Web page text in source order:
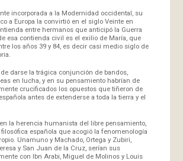
incorporada a la Modernidad occidental, su
a Europa la convirtió en el siglo Veinte en
entre hermanos que anticipó la Guerra
esa contienda civil es el exilio de María, que
los años 39 y 84, es decir casi medio siglo de
darse la trágica conjunción de bandos,
en lucha, y en su pensamiento habrían de
crucificados los opuestos que tiñeron de
antes de extenderse a toda la tierra y el
la herencia humanista del libre pensamiento,
española que acogió la fenomenología
Unamuno y Machado, Ortega y Zubiri,
y San Juan de la Cruz, serían sus
con Ibn Arabi, Miguel de Molinos y Louis